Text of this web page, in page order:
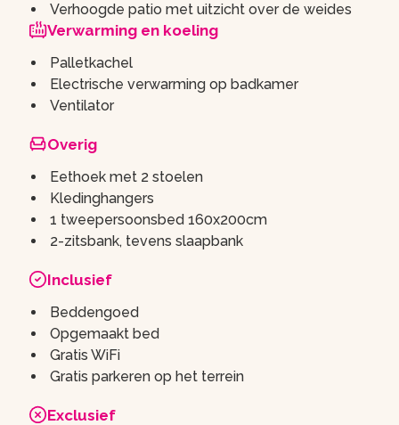
Verhoogde patio met uitzicht over de weides
Verwarming en koeling
Palletkachel
Electrische verwarming op badkamer
Ventilator
Overig
Eethoek met 2 stoelen
Kledinghangers
1 tweepersoonsbed 160x200cm
2-zitsbank, tevens slaapbank
Inclusief
Beddengoed
Opgemaakt bed
Gratis WiFi
Gratis parkeren op het terrein
Exclusief